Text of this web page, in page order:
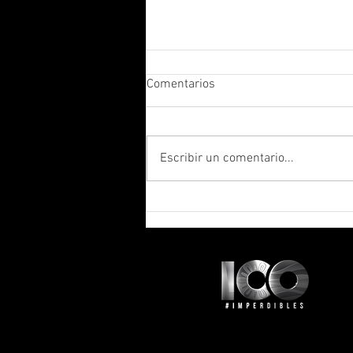
Comentarios
Escribir un comentario...